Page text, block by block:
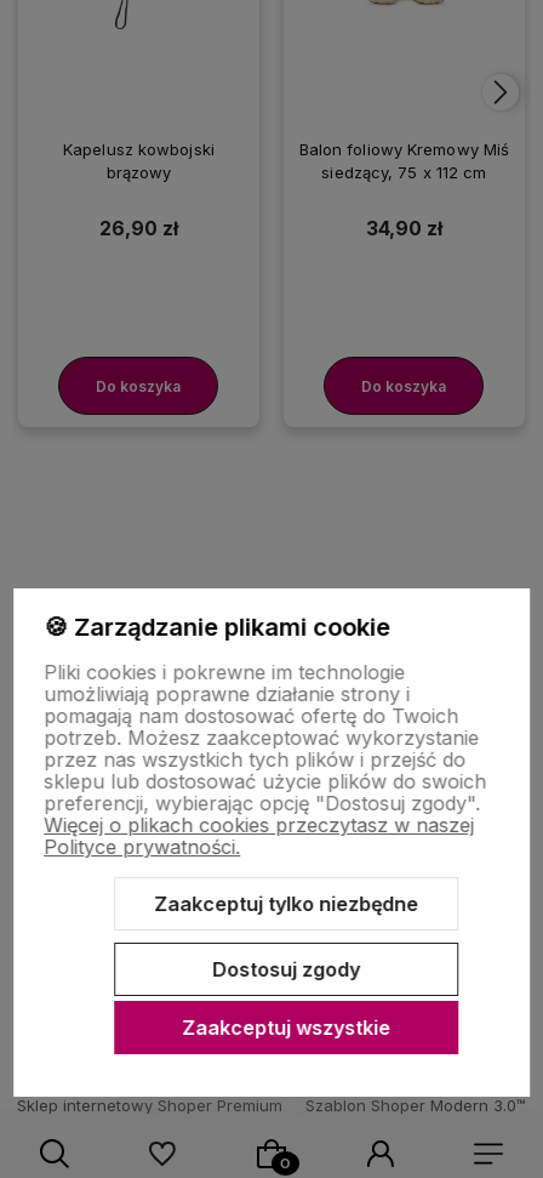
Kapelusz kowbojski
brązowy
26,90 zł
Do koszyka
Balon foliowy Kremowy Miś
siedzący, 75 x 112 cm
34,90 zł
Do koszyka
Pomoc
Moje konto
Zakupy
Sklep internetowy Shoper Premium
Szablon Shoper Modern 3.0™
🍪 Zarządzanie plikami cookie
Pliki cookies i pokrewne im technologie
umożliwiają poprawne działanie strony i
pomagają nam dostosować ofertę do Twoich
potrzeb. Możesz zaakceptować wykorzystanie
przez nas wszystkich tych plików i przejść do
sklepu lub dostosować użycie plików do swoich
preferencji, wybierając opcję "Dostosuj zgody".
Więcej o plikach cookies przeczytasz w naszej
Polityce prywatności.
Zaakceptuj tylko niezbędne
Dostosuj zgody
Zaakceptuj wszystkie